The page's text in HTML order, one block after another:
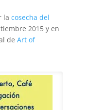
la cosecha del
2015y en
de Art of